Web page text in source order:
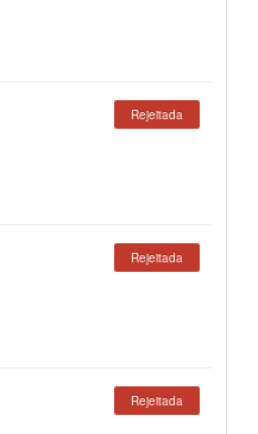
Rejeitada
Rejeitada
Rejeitada